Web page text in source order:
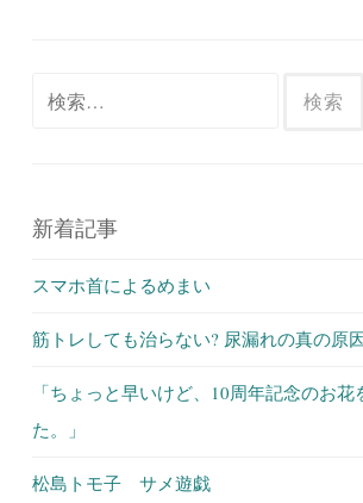
新着記事
スマホ首によるめまい
筋トレしても治らない? 尿漏れの真の原
「ちょっと早いけど、10周年記念のお花
た。」
松島トモ子 サメ遊戯